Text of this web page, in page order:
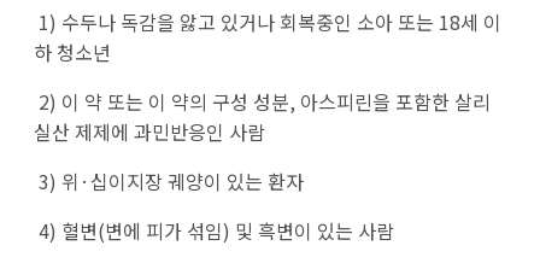
1) 수두나 독감을 앓고 있거나 회복중인 소아 또는 18세 이
하 청소년
2) 이 약 또는 이 약의 구성 성분, 아스피린을 포함한 살리
실산 제제에 과민반응인 사람
3) 위·십이지장 궤양이 있는 환자
4) 혈변(변에 피가 섞임) 및 흑변이 있는 사람